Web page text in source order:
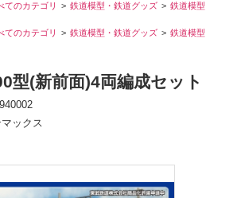
てのカテゴリ 鉄道模型・鉄道グッズ
鉄道模型
てのカテゴリ 鉄道模型・鉄道グッズ
鉄道模型
型(新前面)4両編成セット
ックス